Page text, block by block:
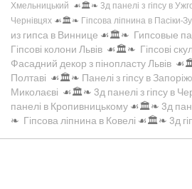
Хмельницький ☙🏛️❧ 3д панелі з гіпсу в
Чернівцях ☙🏛️❧ Гіпсова ліпнина в Пасіки-
из гипса в Виннице ☙🏛️❧ Гипсовые
Гіпсові колони Львів ☙🏛️❧ Гіпсові
Фасадний декор з пінопласту Львів
Полтаві ☙🏛️❧ Панелі з гіпсу в
Миколаєві ☙🏛️❧ 3д панелі з гіпсу в
панелі в Кропивницькому ☙🏛️❧ 3д
❧ Гіпсова ліпнина в Ковелі ☙🏛️❧ 3д